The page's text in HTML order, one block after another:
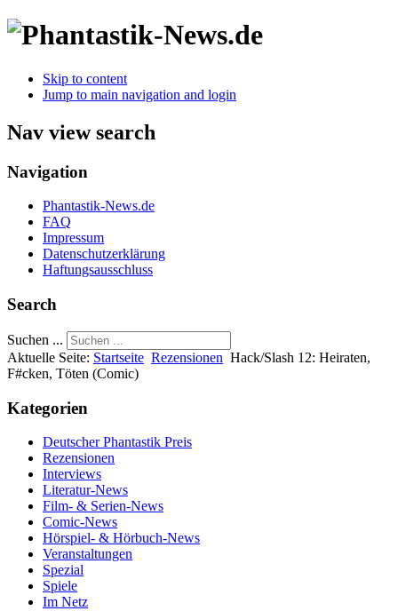
Skip to content
Jump to main navigation and login
Nav view search
Navigation
Phantastik-News.de
FAQ
Impressum
Datenschutzerklärung
Haftungsausschluss
Search
Suchen ...
Aktuelle Seite: Startseite Rezensionen Hack/Slash 12: Heiraten,
F#cken, Töten (Comic)
Kategorien
Deutscher Phantastik Preis
Rezensionen
Interviews
Literatur-News
Film- & Serien-News
Comic-News
Hörspiel- & Hörbuch-News
Veranstaltungen
Spezial
Spiele
Im Netz